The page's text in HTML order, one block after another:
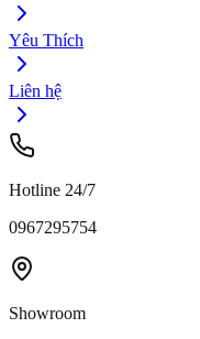
Yêu Thích
Liên hệ
Hotline 24/7
0967295754
Showroom